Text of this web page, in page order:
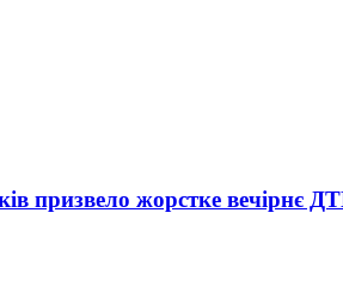
призвело жорстке вечірнє